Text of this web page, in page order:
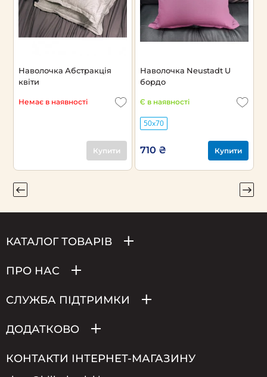
Наволочка Абстракція
квіти
Немає в наявності
Купити
Наволочка Neustadt U
бордо
Є в наявності
50х70
710 ₴ Купити
КАТАЛОГ ТОВАРІВ
ПРО НАС
СЛУЖБА ПІДТРИМКИ
ДОДАТКОВО
КОНТАКТИ ІНТЕРНЕТ-МАГАЗИНУ